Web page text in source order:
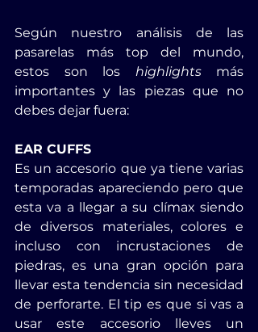
Según nuestro análisis de las
pasarelas más top del mundo,
estos son los highlights más
importantes y las piezas que no
debes dejar fuera:
EAR CUFFS
Es un accesorio que ya tiene varias
temporadas apareciendo pero que
esta va a llegar a su clímax siendo
de diversos materiales, colores e
incluso con incrustaciones de
piedras, es una gran opción para
llevar esta tendencia sin necesidad
de perforarte. El tip es que si vas a
usar este accesorio lleves un